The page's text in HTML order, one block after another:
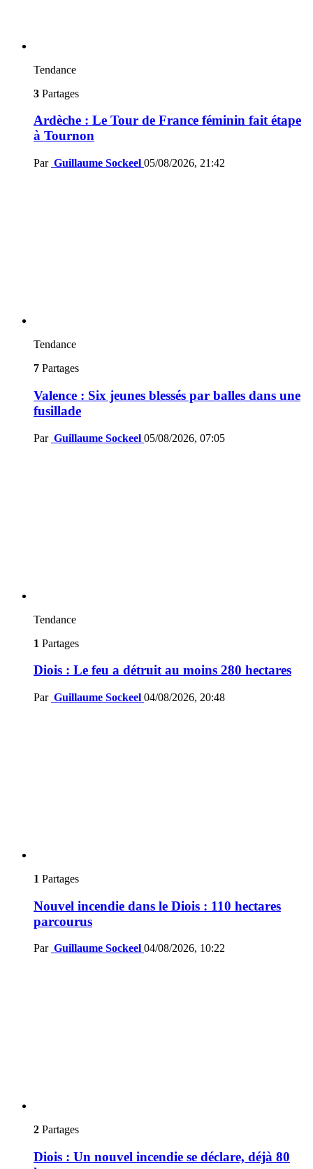
Tendance
3 Partages
Ardèche : Le Tour de France féminin fait étape
à Tournon
Par Guillaume Sockeel 05/08/2026, 21:42
Tendance
7 Partages
Valence : Six jeunes blessés par balles dans une
fusillade
Par Guillaume Sockeel 05/08/2026, 07:05
Tendance
1 Partages
Diois : Le feu a détruit au moins 280 hectares
Par Guillaume Sockeel 04/08/2026, 20:48
1 Partages
Nouvel incendie dans le Diois : 110 hectares
parcourus
Par Guillaume Sockeel 04/08/2026, 10:22
2 Partages
Diois : Un nouvel incendie se déclare, déjà 80